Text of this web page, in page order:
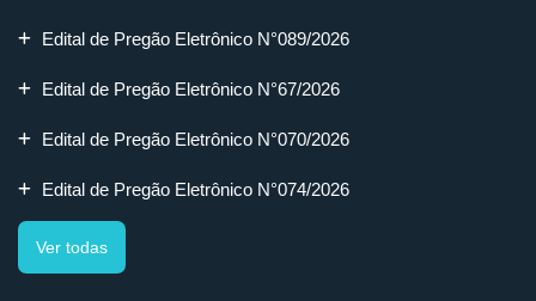
Edital de Pregão Eletrônico N°089/2026
Edital de Pregão Eletrônico N°67/2026
Edital de Pregão Eletrônico N°070/2026
Edital de Pregão Eletrônico N°074/2026
Ver todas